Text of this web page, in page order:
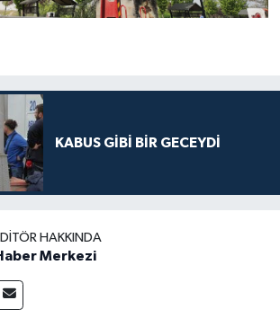
KABUS GİBİ BİR GECEYDİ
HAKKINDA
Merkezi